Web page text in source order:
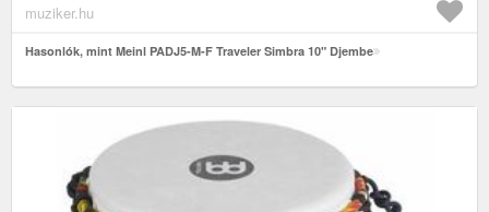
muziker.hu
Hasonlók, mint Meinl PADJ5-M-F Traveler Simbra 10" Djembe